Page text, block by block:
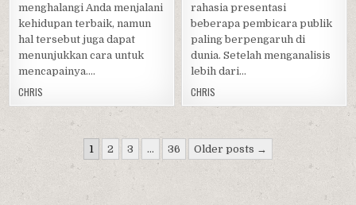
menghalangi Anda menjalani
kehidupan terbaik, namun
hal tersebut juga dapat
menunjukkan cara untuk
mencapainya….
CHRIS
rahasia presentasi
beberapa pembicara publik
paling berpengaruh di
dunia. Setelah menganalisis
lebih dari…
CHRIS
Paginasi
pos
1 2 3 … 36 Older posts →